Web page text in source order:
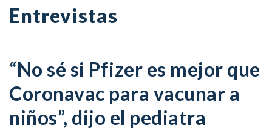
Entrevistas
“No sé si Pfizer es mejor que
Coronavac para vacunar a
niños”, dijo el pediatra